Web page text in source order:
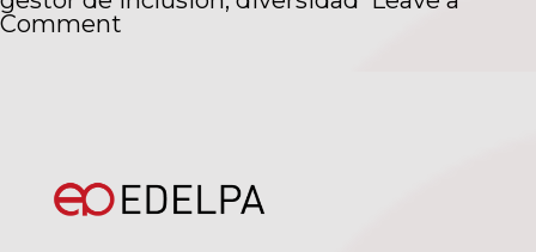
Comment
ESTRELLA
LINCOPI